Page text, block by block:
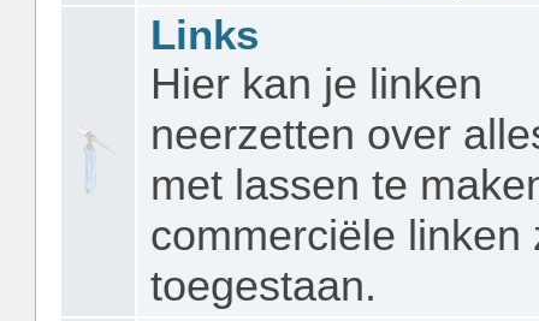
Links
Hier kan je linken
neerzetten over
met lassen te
commerciële linken
toegestaan.